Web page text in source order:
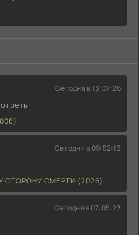
Сегодня в 13:07:26
Сегодня в 09:52:13
СТОРОНУ СМЕРТИ (2026)
Сегодня в 07:05:23